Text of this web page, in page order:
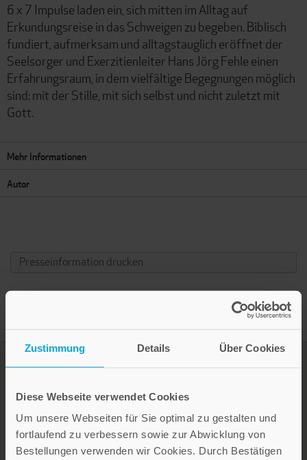
Zustimmung Details Über Cookies
Diese Webseite verwendet Cookies
Um unsere Webseiten für Sie optimal zu gestalten und
fortlaufend zu verbessern sowie zur Abwicklung von
Bestellungen verwenden wir Cookies. Durch Bestätigen
6 x 7 Impulse laden ein, sich mitten im Alltag auf
Erkundungsreise in das Schweigen zu begeben. Biblisch
fundiert, aufmerksam und alltagstauglich eröffnet der
Seelsorger und Exerzitienleiter Hans Jörg Fehle einen
Erfahrungsraum, in dem vielfältige Begegnungen möglich
sind: mit der Stille, mit sich selbst und nicht zuletzt mit
Gott.
Mehr Informationen
Autor
Presseinformation drucken